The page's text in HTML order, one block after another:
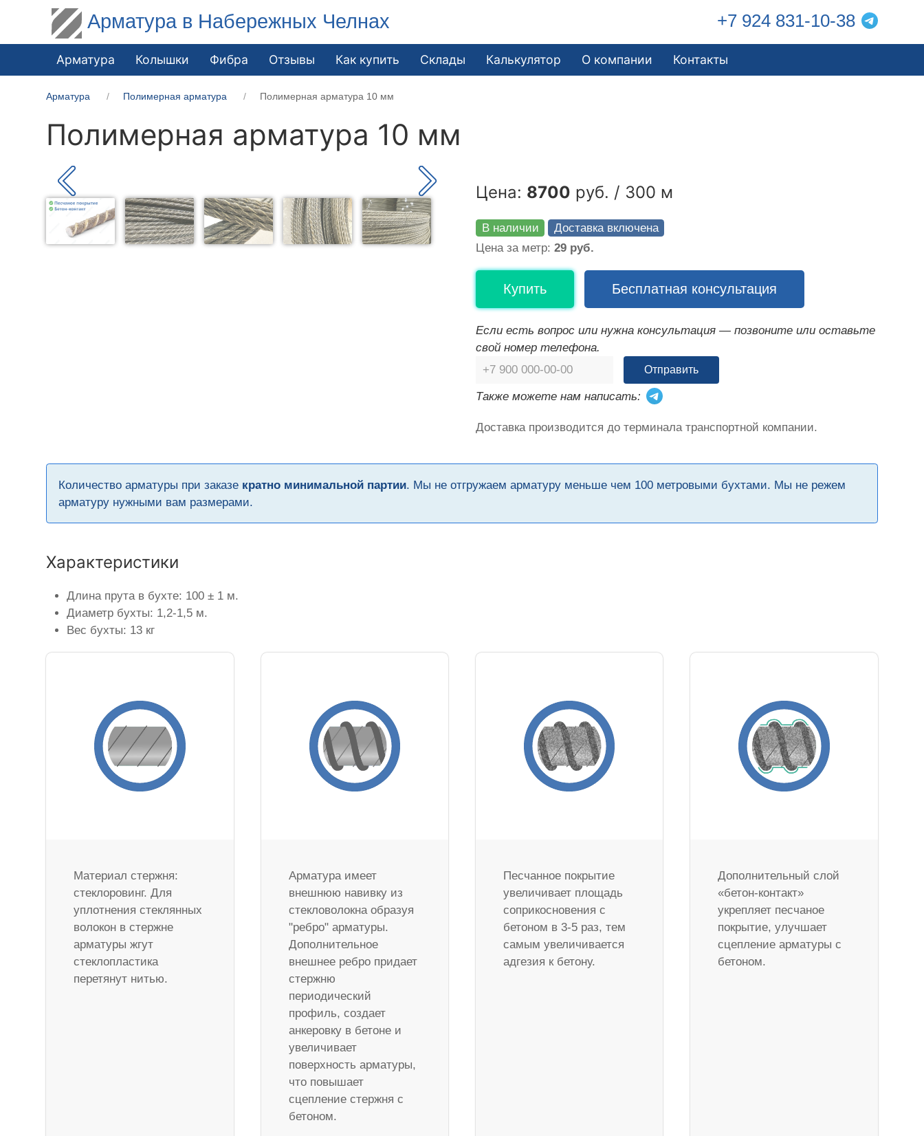
Арматура в Набережных Челнах +7 924 831-10-38
Арматура Колышки Фибра Отзывы Как купить Склады Калькулятор О компании Контакты
Арматура Полимерная арматура Полимерная арматура 10 мм
Полимерная арматура 10 мм
Цена: 8700 руб. / 300 м
В наличии
Доставка включена
Цена за метр: 29 руб.
Купить Бесплатная консультация
Если есть вопрос или нужна консультация — позвоните или оставьте
свой номер телефона.
Отправить
Также можете нам написать:
Доставка производится до терминала транспортной компании.
Количество арматуры при заказе кратно минимальной партии. Мы не отгружаем арматуру меньше чем 100 метровыми бухтами. Мы не режем
арматуру нужными вам размерами.
Характеристики
Длина прута в бухте: 100 ± 1 м.
Диаметр бухты: 1,2-1,5 м.
Вес бухты: 13 кг
Материал стержня:
стеклоровинг. Для
уплотнения стеклянных
волокон в стержне
арматуры жгут
стеклопластика
перетянут нитью.
Арматура имеет
внешнюю навивку из
стекловолокна образуя
"ребро" арматуры.
Дополнительное
внешнее ребро придает
стержню
периодический
профиль, создает
анкеровку в бетоне и
увеличивает
поверхность арматуры,
что повышает
сцепление стержня с
бетоном.
Песчанное покрытие
увеличивает площадь
соприкосновения с
бетоном в 3-5 раз, тем
самым увеличивается
адгезия к бетону.
Дополнительный слой
«бетон-контакт»
укрепляет песчаное
покрытие, улучшает
сцепление арматуры с
бетоном.